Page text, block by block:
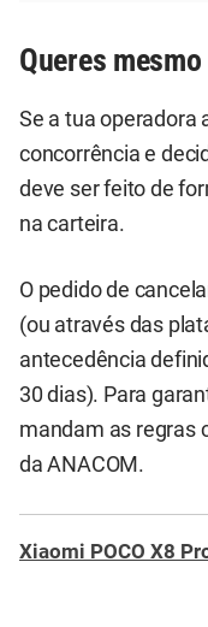
Queres
Se a tua operadora
concorrência e
deve ser feito de
na carteira.
O pedido de
(ou através das
antecedência
30 dias). Para
mandam as regras
da ANACOM.
Xiaomi POCO X8